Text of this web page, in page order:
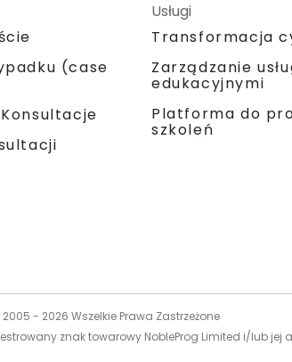
(case
Usługi
Transformacja
Zarządzanie
edukacyjnymi
Platforma do
szkoleń
2005 - 2026 Wszelkie Prawa Zastrzeżone
znak towarowy NobleProg Limited i/lub jej